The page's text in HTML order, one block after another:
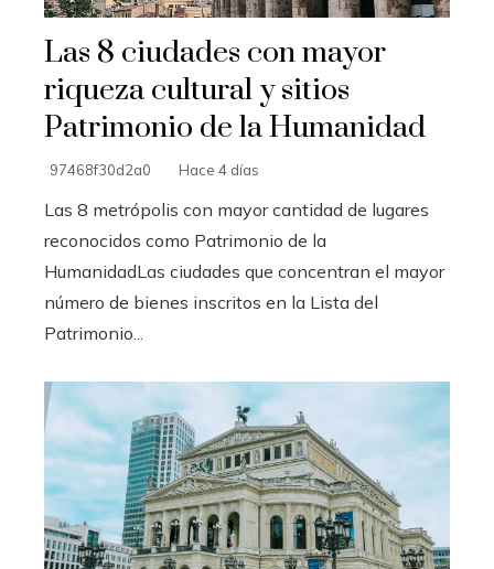
Las 8 ciudades con mayor
riqueza cultural y sitios
Patrimonio de la Humanidad
97468f30d2a0 Hace 4 días
Las 8 metrópolis con mayor cantidad de lugares
reconocidos como Patrimonio de la
HumanidadLas ciudades que concentran el mayor
número de bienes inscritos en la Lista del
Patrimonio...